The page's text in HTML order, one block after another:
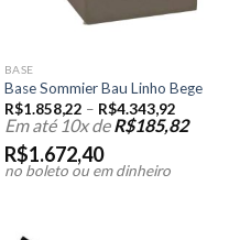
BASE
Base Sommier Bau Linho Bege
R$1.858,22 – R$4.343,92
Em até 10x deR$185,82
R$1.672,40
no boleto ou em dinheiro